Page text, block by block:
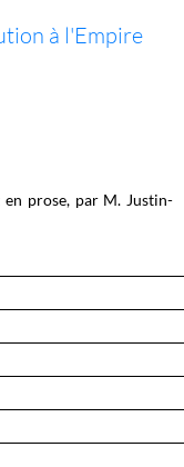
à l'Empire
prose, par M. Justin-